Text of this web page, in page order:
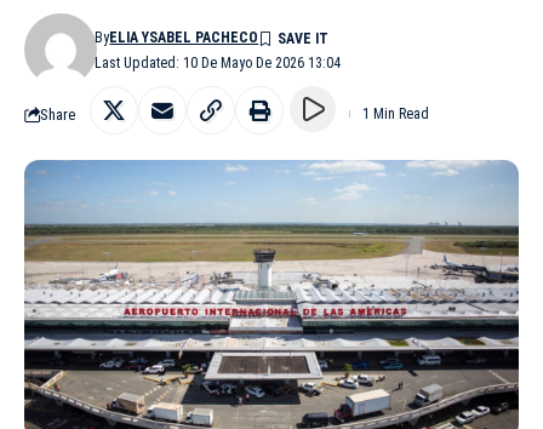
Last Updated: 10 De Mayo De 2026 13:04
ByELIA YSABEL PACHECO
Share 1 Min Read